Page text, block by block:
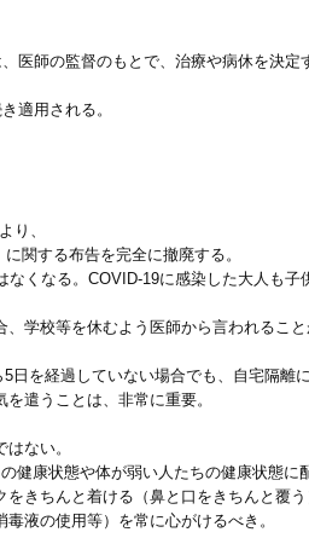
医師の監督のもとで、治療や病休を決定
適用される。
り、
関する布告を完全に撤廃する。
くなる。COVID-19に感染した大人も
学校等を休むよう医師から言われること
を経過していない場合でも、自宅隔離
遣うことは、非常に重要。
ない。
健康状態や体が弱い人たちの健康状態に
きちんと着ける（鼻と口をきちんと覆う
液の使用等）を常に心がけるべき。